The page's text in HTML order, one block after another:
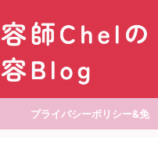
プライバシーポリシー&免